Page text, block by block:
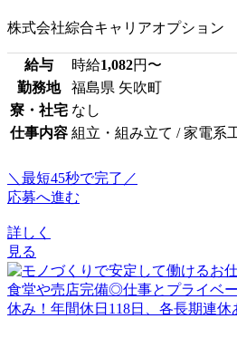
株式会社綜合キャリアオプション
給与 時給1,082円〜
勤務地
福島県 矢吹町
寮・社宅 なし
仕事内容 組立・組み立て / 家電系
＼最短45秒で完了／
応募へ進む
詳しく
見る